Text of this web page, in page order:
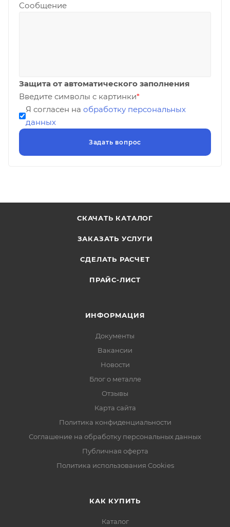
Сообщение
Защита от автоматического заполнения
Введите символы с картинки*
Я согласен на обработку персональных
данных
СКАЧАТЬ КАТАЛОГ
ЗАКАЗАТЬ УСЛУГИ
СДЕЛАТЬ РАСЧЕТ
ПРАЙС-ЛИСТ
ИНФОРМАЦИЯ
Документы
Вакансии
Новости
Блог о металле
Отзывы
Карта сайта
Политика конфиденциальности
Соглашение на обработку персональных данных
Публичная оферта
Политика использования Cookies
КАК КУПИТЬ
Каталог